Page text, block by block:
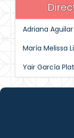
Adriana
María Melissa
Yair García